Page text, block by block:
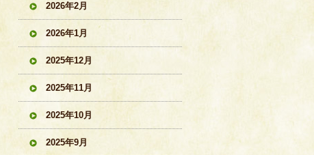
2026年2月
2026年1月
2025年12月
2025年11月
2025年10月
2025年9月